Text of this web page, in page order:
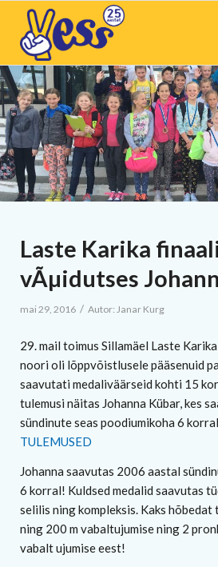
Laste Karika
vÃµidutses
mai 29, 2016 / Autor: Janar Kurg
29. mail toimus Sillamäel Laste
noori oli lõppvõistlusele pääsenuid
saavutati medaliväärseid kohti 15
tulemusi näitas Johanna Kübar, kes
sündinute seas poodiumikoha 6
TULEMUSED
Johanna saavutas 2006 aastal
6 korral! Kuldsed medalid saavutas
selilis ning kompleksis. Kaks
ning 200 m vabaltujumise ning 2
vabalt ujumise eest!